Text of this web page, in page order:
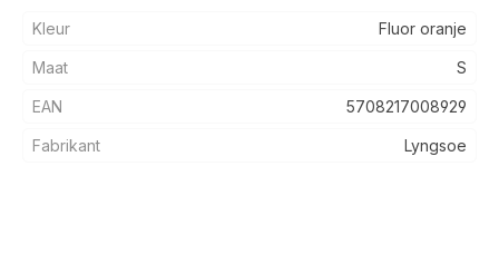
Kleur Fluor oranje
Maat S
EAN 5708217008929
Fabrikant Lyngsoe